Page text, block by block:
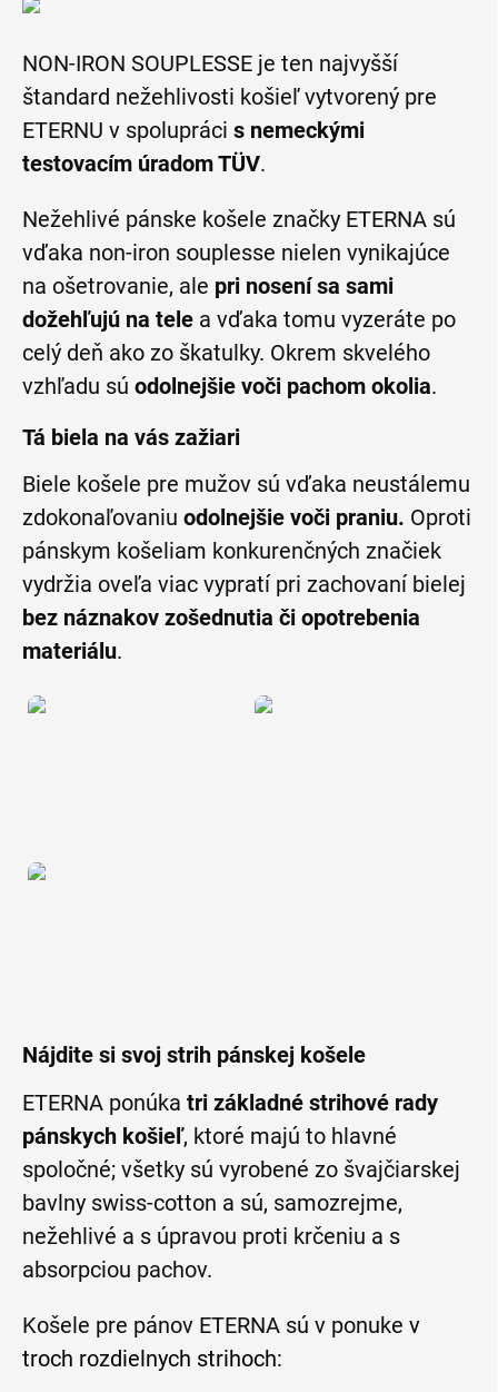
NON-IRON SOUPLESSE je ten najvyšší
štandard nežehlivosti košieľ vytvorený pre
ETERNU v spolupráci s nemeckými
testovacím úradom TÜV.
Nežehlivé pánske košele značky ETERNA sú
vďaka non-iron souplesse nielen vynikajúce
na ošetrovanie, ale pri nosení sa sami
dožehľujú na tele a vďaka tomu vyzeráte po
celý deň ako zo škatulky. Okrem skvelého
vzhľadu sú odolnejšie voči pachom okolia.
Tá biela na vás zažiari
Biele košele pre mužov sú vďaka neustálemu
zdokonaľovaniu odolnejšie voči praniu. Oproti
pánskym košeliam konkurenčných značiek
vydržia oveľa viac vypratí pri zachovaní bielej
bez náznakov zošednutia či opotrebenia
materiálu.
Nájdite si svoj strih pánskej košele
ETERNA ponúka tri základné strihové rady
pánskych košieľ, ktoré majú to hlavné
spoločné; všetky sú vyrobené zo švajčiarskej
bavlny swiss-cotton a sú, samozrejme,
nežehlivé a s úpravou proti krčeniu a s
absorpciou pachov.
Košele pre pánov ETERNA sú v ponuke v
troch rozdielnych strihoch: